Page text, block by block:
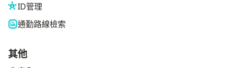
ID管理
通勤路線檢索
其他